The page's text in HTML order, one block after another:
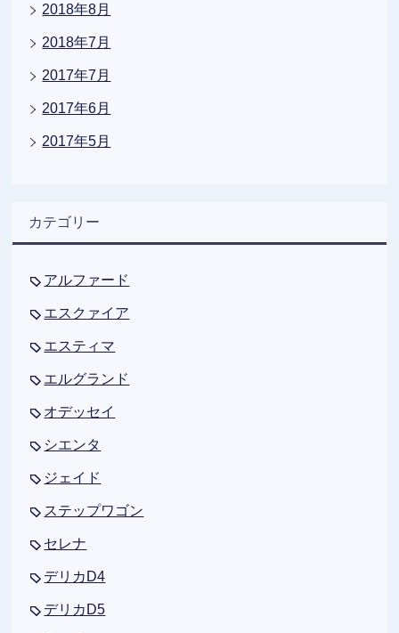
2018年8月
2018年7月
2017年7月
2017年6月
2017年5月
カテゴリー
アルファード
エスクァイア
エスティマ
エルグランド
オデッセイ
シエンタ
ジェイド
ステップワゴン
セレナ
デリカD4
デリカD5